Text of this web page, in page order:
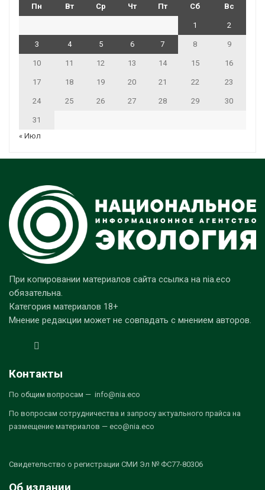
Пн Вт Ср Чт Пт Сб Вс
1 2
3 4 5 6 7 8 9
10 11 12 13 14 15 16
17 18 19 20 21 22 23
24 25 26 27 28 29 30
31
« Июл
При копировании материалов сайта ссылка на nia.eco
обязательна.
Категория материалов 18+
Мнение редакции может не совпадать с мнением авторов.
Контакты
По общим вопросам — info@nia.eco
По вопросам сотрудничества и запросу актуального прайса на
размещение материалов — eco@nia.eco
Свидетельство о регистрации СМИ Эл № ФС77-80306